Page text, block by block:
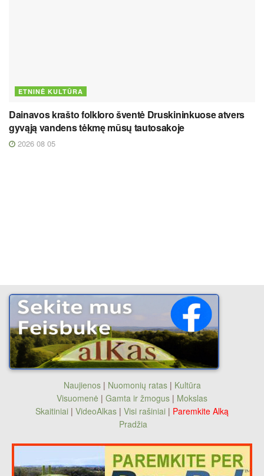
ETNINĖ KULTŪRA
Dainavos krašto folkloro šventė Druskininkuose atvers
gyvąją vandens tėkmę mūsų tautosakoje
2026 08 05
Naujienos| Nuomonių ratas| Kultūra
Visuomenė | Gamta ir žmogus | Mokslas
Skaitiniai | VideoAlkas | Visi rašiniai | Paremkite Alką
Pradžia